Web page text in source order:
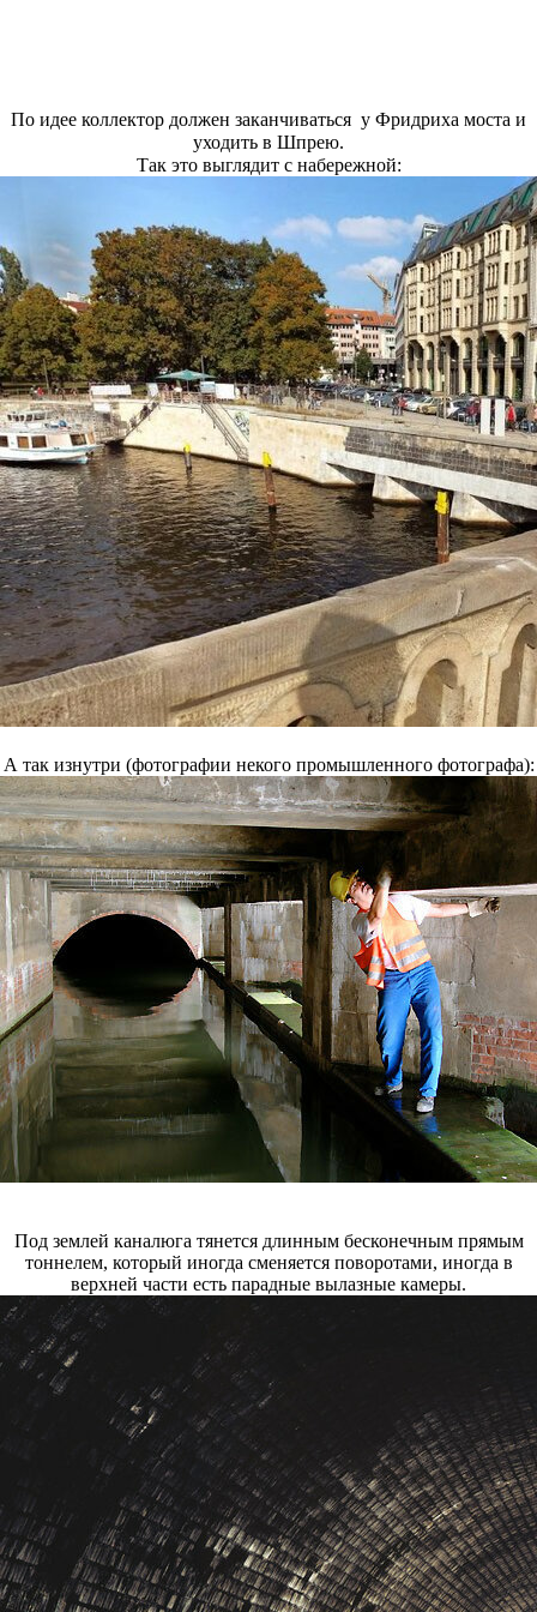
По идее коллектор должен заканчиваться у Фридриха моста и
уходить в Шпрею.
Так это выглядит с набережной:
А так изнутри (фотографии некого промышленного фотографа):
Под землей каналюга тянется длинным бесконечным прямым
тоннелем, который иногда сменяется поворотами, иногда в
верхней части есть парадные вылазные камеры.